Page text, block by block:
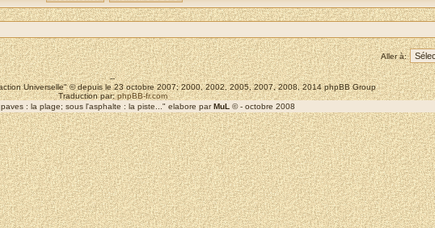
Aller à:
--
Universelle" © depuis le 23 octobre 2007; 2000, 2002, 2005, 2007, 2008, 2014 phpBB Group
Traduction par:phpBB-fr.com
: la plage; sous l'asphalte : la piste..." elabore parMuL © - octobre 2008